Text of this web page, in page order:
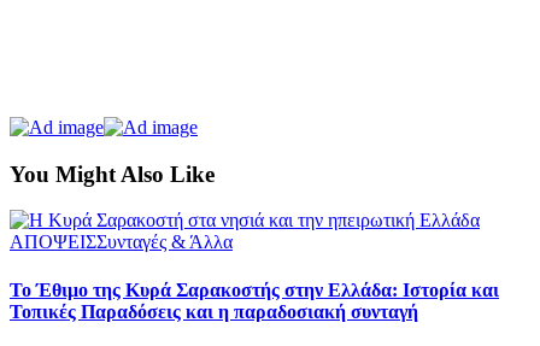
You Might Also Like
ΑΠΟΨΕΙΣΣυνταγές & Άλλα
Το Έθιμο της Κυρά Σαρακοστής στην Ελλάδα: Ιστορία και
Τοπικές Παραδόσεις και η παραδοσιακή συνταγή